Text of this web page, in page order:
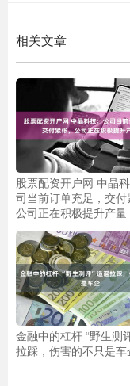
相关文章
股票配资开户网 中晶
司当前订单充足，交付
公司正在积极提升产量
金融中的杠杆 “野生测
拉踩，伤害的不只是车